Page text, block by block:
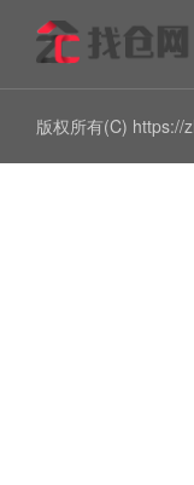
版权所有(C) https://